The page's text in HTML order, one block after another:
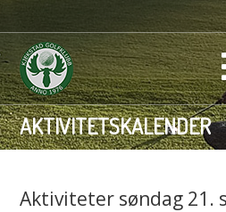
AKTIVITETSKALENDER
Aktiviteter søndag 21.